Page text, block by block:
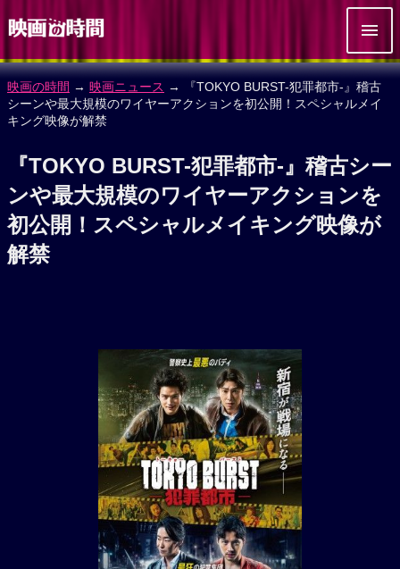
映画の時間 → 映画ニュース → 『TOKYO BURST-犯罪都市-』稽古
シーンや最大規模のワイヤーアクションを初公開！スペシャルメイ
キング映像が解禁
『TOKYO BURST-犯罪都市-』稽古シー
ンや最大規模のワイヤーアクションを
初公開！スペシャルメイキング映像が
解禁